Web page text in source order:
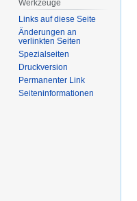
Werkzeuge
Links auf diese Seite
Änderungen an
verlinkten Seiten
Spezialseiten
Druckversion
Permanenter Link
Seiten­­informationen